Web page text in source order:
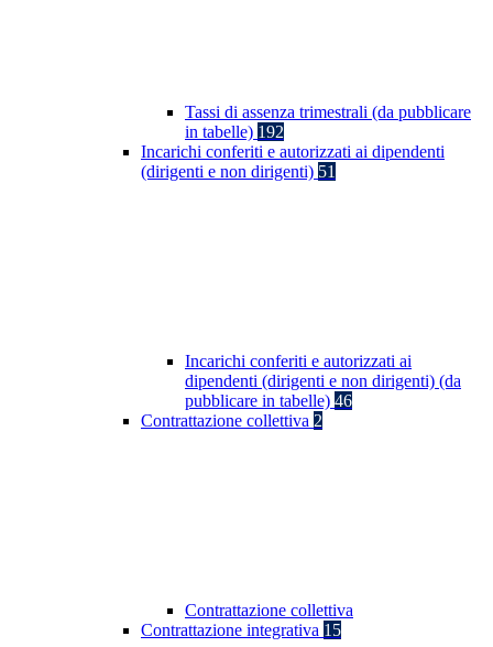
Tassi di assenza trimestrali (da pubblicare
in tabelle) 192
Incarichi conferiti e autorizzati ai dipendenti
(dirigenti e non dirigenti) 51
Incarichi conferiti e autorizzati ai
dipendenti (dirigenti e non dirigenti) (da
pubblicare in tabelle) 46
Contrattazione collettiva 2
Contrattazione collettiva
Contrattazione integrativa 15